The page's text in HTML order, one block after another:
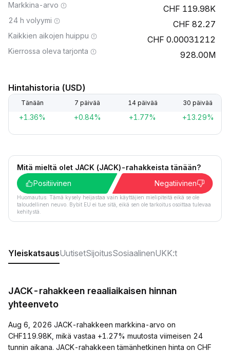
Markkina-arvo 119.98K
24 h volyymi 82.27
Kaikkien aikojen huippu 0.00031212
Kierrossa oleva tarjonta 928.00M
Hintahistoria (USD)
Tänään 7 päivää 14 päivää 30 päivää
+1.36% +0.84% +1.77% +13.29%
Mitä mieltä olet JACK (JACK)-rahakkeista tänään?
Positiivinen
Negatiivinen
Huomautus: Tämä kysely heijastaa vain käyttäjien mielipiteitä eikä se ole
taloudellinen neuvo. Bybit EU ei tue sitä, eikä sen ole tarkoitus osoittaa tulevaa
kehitystä.
YleiskatsausUutisetSijoitusSosiaalinenUKK:t
JACK-rahakkeen reaaliaikaisen hinnan
yhteenveto
Aug 6, 2026 JACK-rahakkeen markkina-arvo on
CHF119.98K, mikä vastaa +1.27% muutosta viimeisen 24
tunnin aikana. JACK-rahakkeen tämänhetkinen hinta on CHF